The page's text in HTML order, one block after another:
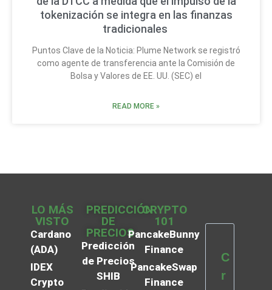
tokenización se integra en las finanzas
tradicionales
Puntos Clave de la Noticia: Plume Network se registró
como agente de transferencia ante la Comisión de
Bolsa y Valores de EE. UU. (SEC) el
READ MORE »
LO MÁS
VISTO
Cardano
(ADA)
IDEX
Crypto
PREDICCIÓN
DE
PRECIOS
Predicción
de Precios
SHIB
CRYPTO
101
PancakeBunny
Finance
PancakeSwap
Finance
C
r